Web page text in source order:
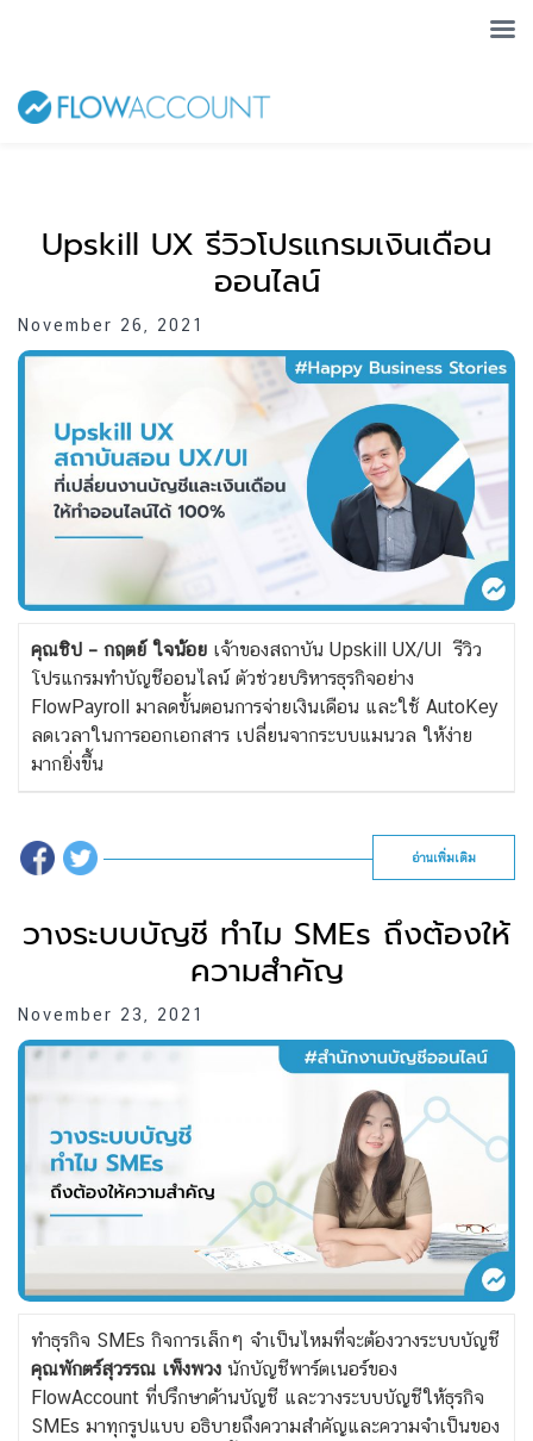
Upskill UX รีวิวโปรแกรมเงินเดือน
ออนไลน์
November 26, 2021
คุณชิป – กฤตย์ ใจน้อย เจ้าของสถาบัน Upskill UX/UI รีวิว
โปรแกรมทำบัญชีออนไลน์ ตัวช่วยบริหารธุรกิจอย่าง
FlowPayroll มาลดขั้นตอนการจ่ายเงินเดือน และใช้ AutoKey
ลดเวลาในการออกเอกสาร เปลี่ยนจากระบบแมนวล ให้ง่าย
มากยิ่งขึ้น
อ่านเพิ่มเติม
วางระบบบัญชี ทำไม SMEs ถึงต้องให้
ความสำคัญ
November 23, 2021
ทำธุรกิจ SMEs กิจการเล็กๆ จำเป็นไหมที่จะต้องวางระบบบัญชี
คุณพักตร์สุวรรณ เพ็งพวง นักบัญชีพาร์ตเนอร์ของ
FlowAccount ที่ปรึกษาด้านบัญชี และวางระบบบัญชีให้ธุรกิจ
SMEs มาทุกรูปแบบ อธิบายถึงความสำคัญและความจำเป็นของ